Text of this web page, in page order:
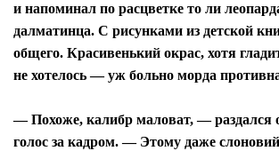
и напоминал по расцветке то ли
далматинца. С рисунками из детской
общего. Красивенький окрас, хотя
не хотелось — уж больно морда
— Похоже, калибр маловат, — раздался
голос за кадром. — Этому даже